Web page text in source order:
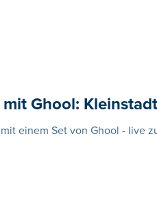
Ghool:
mit einem Set von Ghool - live